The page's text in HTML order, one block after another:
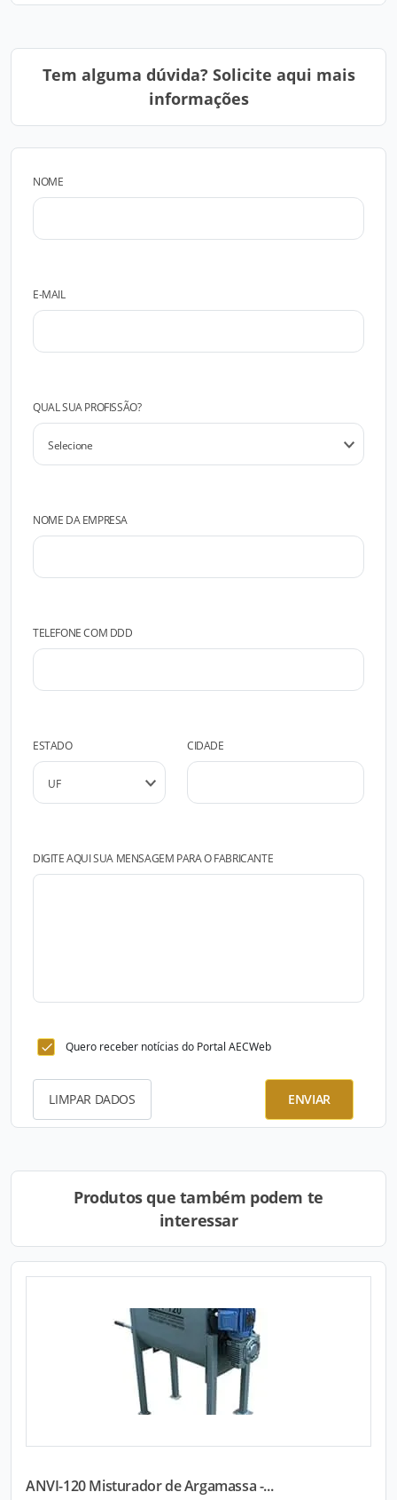
Tem alguma dúvida? Solicite aqui mais
informações
NOME
E-MAIL
QUAL SUA PROFISSÃO?
NOME DA EMPRESA
TELEFONE COM DDD
ESTADO CIDADE
DIGITE AQUI SUA MENSAGEM PARA O FABRICANTE
Quero receber notícias do Portal AECWeb
LIMPAR DADOS ENVIAR
Produtos que também podem te
interessar
ANVI-120 Misturador de Argamassa -...